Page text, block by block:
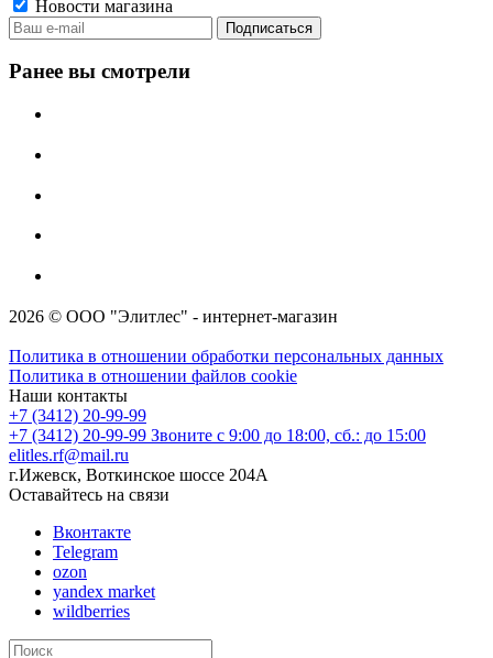
Новости магазина
Ранее вы смотрели
2026 © ООО "Элитлес" - интернет-магазин
Политика в отношении обработки персональных данных
Политика в отношении файлов cookie
Наши контакты
+7 (3412) 20-99-99
+7 (3412) 20-99-99 Звоните с 9:00 до 18:00, сб.: до 15:00
elitles.rf@mail.ru
г.Ижевск, Воткинское шоссе 204А
Оставайтесь на связи
Вконтакте
Telegram
ozon
yandex market
wildberries